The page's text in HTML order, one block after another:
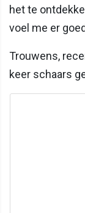
het te
voel me er
Trouwens,
keer schaars